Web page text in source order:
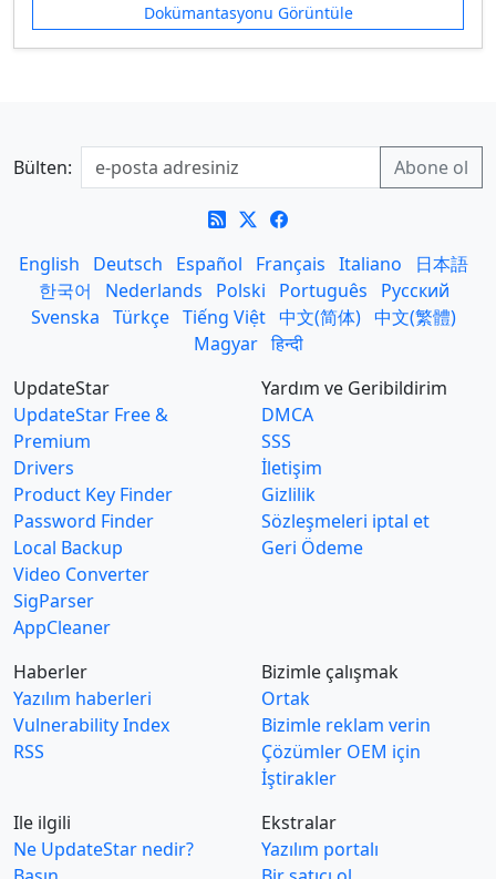
Dokümantasyonu Görüntüle
Bülten:
English Deutsch Español Français Italiano
日本語
한국어
Nederlands Polski Português
Русский
Svenska Türkçe Tiếng Việt 中文(简体) 中文(繁體)
Magyar हिन्दी
UpdateStar
UpdateStar Free &
Premium
Drivers
Product Key Finder
Password Finder
Local Backup
Video Converter
SigParser
AppCleaner
Yardım ve Geribildirim
DMCA
SSS
İletişim
Gizlilik
Sözleşmeleri iptal et
Geri Ödeme
Haberler
Yazılım haberleri
Vulnerability Index
RSS
Bizimle çalışmak
Ortak
Bizimle reklam verin
Çözümler OEM için
İştirakler
Ile ilgili
Ne UpdateStar nedir?
Ekstralar
Yazılım portalı